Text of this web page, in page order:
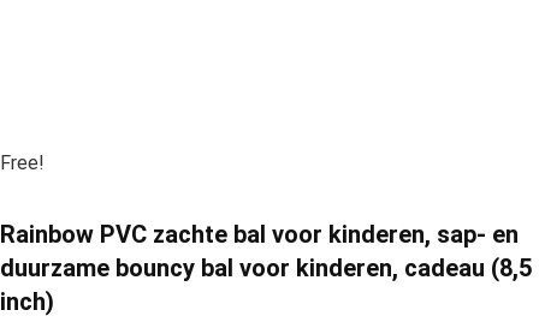
Free!
Rainbow PVC zachte bal voor kinderen, sap- en
duurzame bouncy bal voor kinderen, cadeau (8,5
inch)